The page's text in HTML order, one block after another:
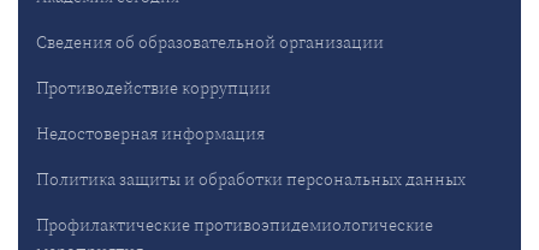
Сведения об образовательной организации
Противодействие коррупции
Недостоверная информация
Политика защиты и обработки персональных данных
Профилактические противоэпидемиологические